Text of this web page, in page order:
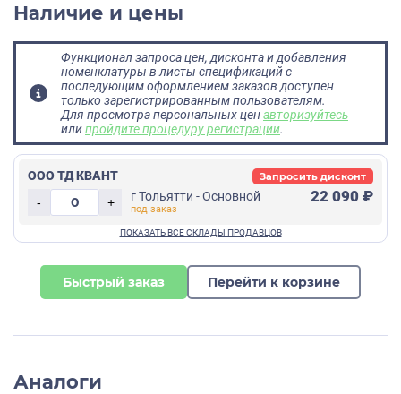
Наличие и цены
Функционал запроса цен, дисконта и добавления
номенклатуры в листы спецификаций с
последующим оформлением заказов доступен
только зарегистрированным пользователям.
Для просмотра персональных ценавторизуйтесь
илипройдите процедуру регистрации.
ООО ТД КВАНТ
-
+ г Тольятти - Основной 22 090 ₽
Запросить дисконт
Быстрый заказ Перейти к корзине
Аналоги